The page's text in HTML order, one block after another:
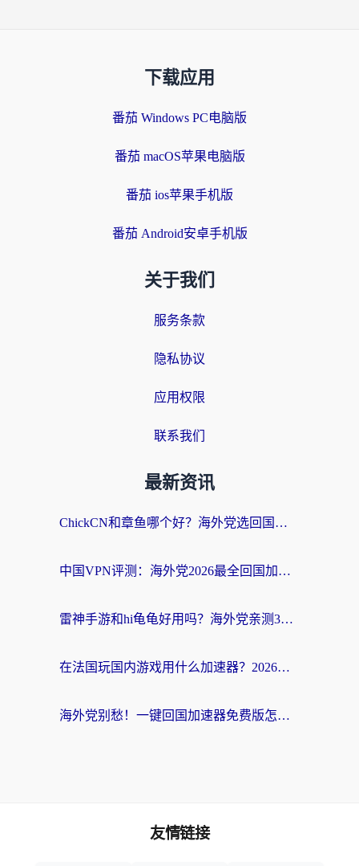
下载应用
番茄 Windows PC电脑版
番茄 macOS苹果电脑版
番茄 ios苹果手机版
番茄 Android安卓手机版
关于我们
服务条款
隐私协议
应用权限
联系我们
最新资讯
ChickCN和章鱼哪个好？海外党选回国加速器的3个关键维度 + 实用避坑指南
中国VPN评测：海外党2026最全回国加速器选择指南，告别地区限制不踩坑
雷神手游和hi龟龟好用吗？海外党亲测3款回国加速器，教你选对国外到国内加速器
在法国玩国内游戏用什么加速器？2026实测解决延迟卡顿的实用指南
海外党别愁！一键回国加速器免费版怎么选？从踩坑到流畅访问的全攻略
友情链接